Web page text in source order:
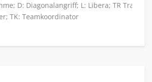
D: Diagonalangriff; L: Libera; TR Trainer;
TK: Teamkoordinator